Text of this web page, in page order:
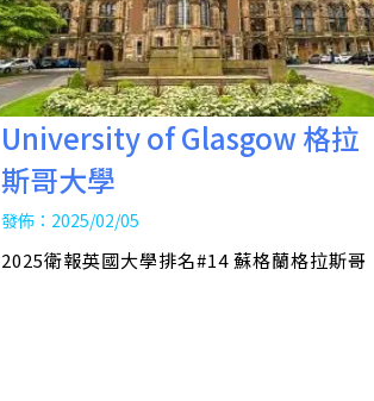
University of Glasgow 格拉
斯哥大學
發佈：2025/02/05
2025衛報英國大學排名#14 蘇格蘭格拉斯哥